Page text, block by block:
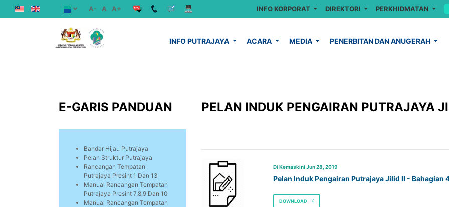
A- A A+ INFO KORPORAT DIREKTORI PERKHIDMATAN
INFO PUTRAJAYA ACARA MEDIA PENERBITAN DAN ANUGERAH
E-GARIS PANDUAN
Bandar Hijau Putrajaya
Pelan Struktur Putrajaya
Rancangan Tempatan
Putrajaya Presint 1 Dan 13
Manual Rancangan Tempatan
Putrajaya Presint 7,8,9 Dan 10
Manual Rancangan Tempatan
PELAN INDUK PENGAIRAN PUTRAJAYA
Di Kemaskini Jun 28, 2019
Pelan Induk Pengairan Putrajaya Jilid II - Bahagian
DOWNLOAD